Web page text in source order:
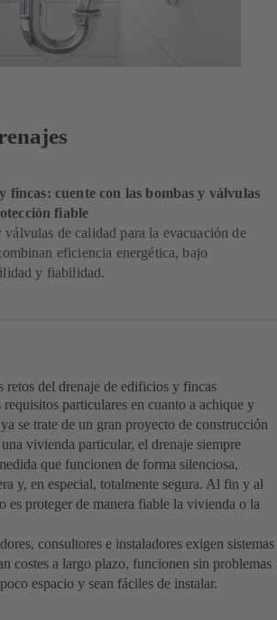
fincas: cuente con las bombas y válvulas
fiable
de calidad para la evacuación de
eficiencia energética, bajo
y fiabilidad.
retos del drenaje de edificios y fincas
particulares en cuanto a achique y
se trate de un gran proyecto de construcción
vivienda particular, el drenaje siempre
que funcionen de forma silenciosa,
y, en especial, totalmente segura. Al fin y al
es proteger de manera fiable la vivienda o la
consultores e instaladores exigen sistemas
costes a largo plazo, funcionen sin problemas
espacio y sean fáciles de instalar.